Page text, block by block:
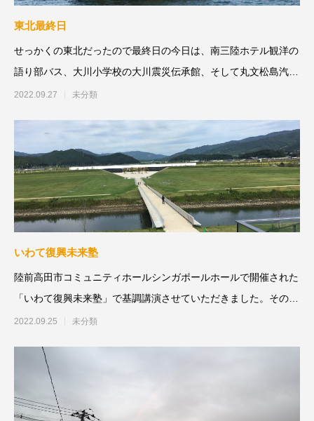
東北最終日
せっかくの東北だったので最終日の今日は、南三陸ホテル観洋の
語り部バス、大川小学校の大川震災伝承館、そして丸文松島汽船
に乗って船上ガイドさんの
2022.09.27 未分類
いわて復興未来塾
陸前高田市コミュニティホールシンガポールホールで開催された
「いわて復興未来塾」で基調講演させていただきました。その後
のパネルディスカッション
2022.09.25 未分類